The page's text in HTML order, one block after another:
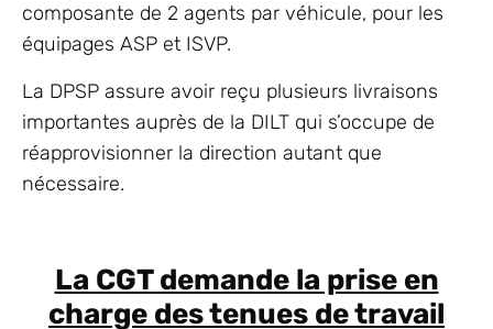
composante de 2 agents par véhicule, pour les
équipages ASP et ISVP.
La DPSP assure avoir reçu plusieurs livraisons
importantes auprès de la DILT qui s’occupe de
réapprovisionner la direction autant que
nécessaire.
La CGT demande la prise en
charge des tenues de travail